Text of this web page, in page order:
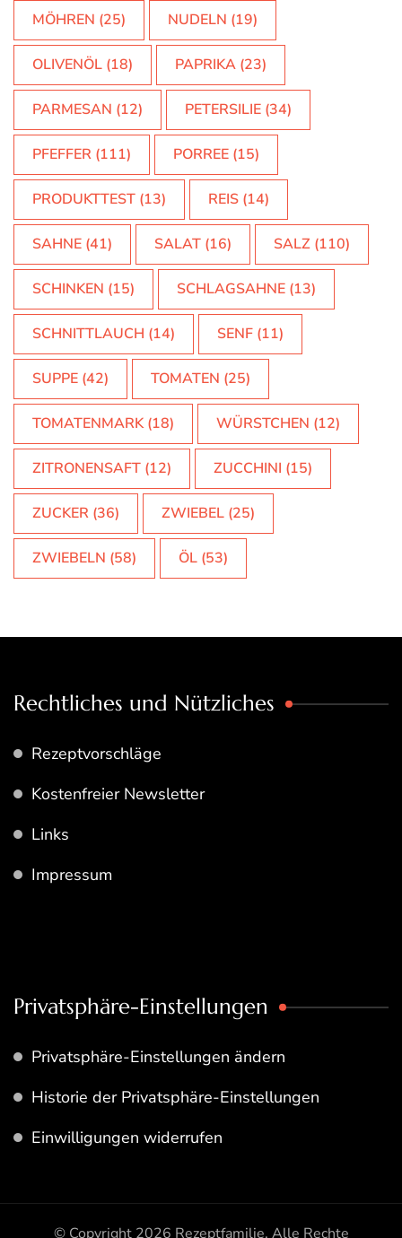
MÖHREN (25) NUDELN (19)
OLIVENÖL (18) PAPRIKA (23)
PARMESAN (12) PETERSILIE (34)
PFEFFER (111) PORREE (15)
PRODUKTTEST (13) REIS (14)
SAHNE (41) SALAT (16) SALZ (110)
SCHINKEN (15) SCHLAGSAHNE (13)
SCHNITTLAUCH (14) SENF (11)
SUPPE (42) TOMATEN (25)
TOMATENMARK(18) WÜRSTCHEN (12)
ZITRONENSAFT (12) ZUCCHINI (15)
ZUCKER (36) ZWIEBEL (25)
ZWIEBELN (58) ÖL (53)
Rechtliches und Nützliches
Rezeptvorschläge
Kostenfreier Newsletter
Links
Impressum
Privatsphäre-Einstellungen
Privatsphäre-Einstellungen ändern
Historie der Privatsphäre-Einstellungen
Einwilligungen widerrufen
© Copyright 2026 Rezeptfamilie. Alle Rechte